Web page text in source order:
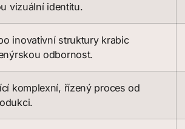
vizuální identitu.
inovativní struktury krabic
odbornost.
komplexní, řízený proces od